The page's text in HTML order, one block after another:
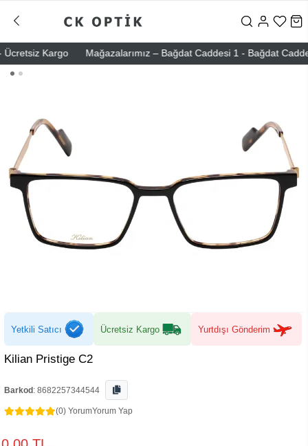
Kargo Mağazalarımız – Bağdat Caddesi 1 - Bağdat
Yetkili Satıcı Ücretsiz Kargo Yurtdışı Gönderim
Kilian Pristige C2
Barkod : 8682257344544
(0) YorumYorum Yap